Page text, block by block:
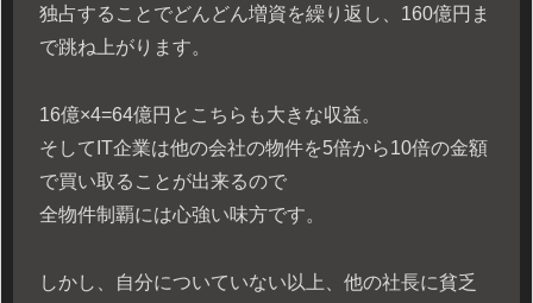
独占することでどんどん増資を繰り返し、160億円ま
で跳ね上がります。
16億×4=64億円とこちらも大きな収益。
そしてIT企業は他の会社の物件を5倍から10倍の金額
で買い取ることが出来るので
全物件制覇には心強い味方です。
しかし、自分についていない以上、他の社長に貧乏